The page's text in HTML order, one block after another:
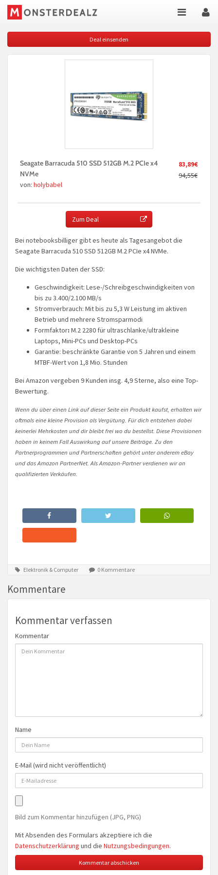
Deal einsenden
83,89€
94,55€
Seagate Barracuda 510 SSD 512GB M.2 PCIe x4
NVMe
von: holybabel
Zum Deal
Bei notebooksbilliger gibt es heute als Tagesangebot die
Seagate Barracuda 510 SSD 512GB M.2 PCIe x4 NVMe.
Die wichtigsten Daten der SSD:
Geschwindigkeit: Lese-/Schreibgeschwindigkeiten von
bis zu 3.400/2.100 MB/s
Stromverbrauch: Mit bis zu 5,3 W Leistung im aktiven
Betrieb und mehrere Stromsparmodi
Formfaktor: M.2 2280 für ultraschlanke/ultrakleine
Laptops, Mini-PCs und Desktop-PCs
Garantie: beschränkte Garantie von 5 Jahren und einem
MTBF-Wert von 1,8 Mio. Stunden
Bei Amazon vergeben 9 Kunden insg. 4,9 Sterne, also eine Top-
Bewertung.
Wenn du über einen Link auf dieser Seite ein Produkt kaufst, erhalten wir
oftmals eine kleine Provision als Vergütung. Für dich entstehen dabei
keinerlei Mehrkosten und dir bleibt frei wo du bestellst. Diese Provisionen
haben in keinem Fall Auswirkung auf unsere Beiträge. Zu den
Partnerprogrammen und Partnerschaften gehört unter anderem eBay
und das Amazon PartnerNet. Als Amazon-Partner verdienen wir an
qualifizierten Verkäufen.
Elektronik & Computer 0 Kommentare
Kommentare
Kommentar verfassen
Kommentar
Name
E-Mail (wird nicht veröffentlicht)
Bild zum Kommentar hinzufügen (JPG, PNG)
Mit Absenden des Formulars akzeptiere ich die
Datenschutzerklärung und die Nutzungsbedingungen.